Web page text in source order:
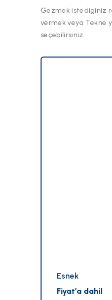
Gezmek istediginiz
vermek veya Tekne
seçebilirsiniz.
Esnek
Fiyat’a dahil